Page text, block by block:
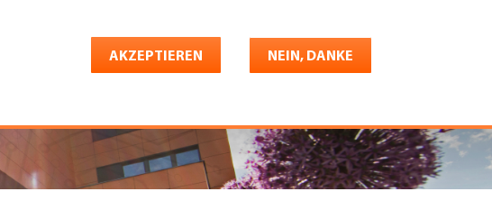
AKZEPTIEREN NEIN, DANKE
Jobs & Karriere Shop Konto Deutsch